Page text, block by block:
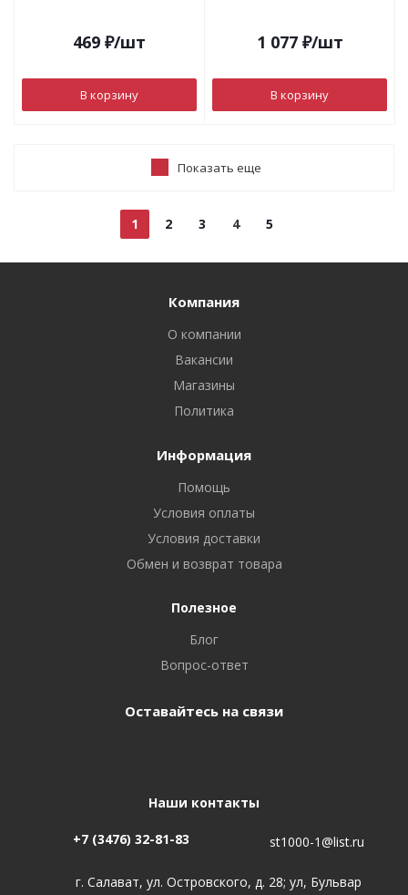
469 ₽/шт
В корзину
1 077₽/шт
В корзину
Показать еще
1 2 3 4 5
Компания
О компании
Вакансии
Магазины
Политика
Информация
Помощь
Условия оплаты
Условия доставки
Обмен и возврат товара
Полезное
Блог
Вопрос-ответ
Оставайтесь на связи
Наши контакты
+7 (3476) 32-81-83 st1000-1@list.ru
г. Салават, ул. Островского, д. 28; ул, Бульвар